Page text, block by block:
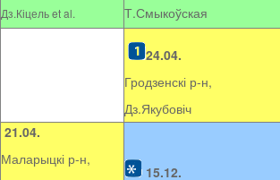
Дз.Кіцель et al.
Т.Смыкоўская
24.04.
Гродзенскі р-н,
Дз.Якубовіч
21.04.
Маларыцкі р-н,
15.12.